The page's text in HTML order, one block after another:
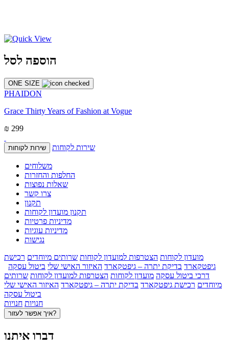
הוספה לסל
ONE SIZE
PHAIDON
Grace Thirty Years of Fashion at Vogue
₪ 299
שירות לקוחות שירות לקוחות
משלוחים
החלפות והחזרות
שאלות נפוצות
צרו קשר
תקנון
תקנון מועדון לקוחות
מדיניות פרטיות
מדיניות עוגיות
נגישות
מועדון לקוחות הצטרפות למועדון לקוחות שרותים מיוחדים רכישת
גיפטקארד בדיקת יתרה – גיפטקארד האיזור האישי שלי ביטול עסקה
דרכי ביטול עסקה מועדון לקוחות הצטרפות למועדון לקוחות שרותים
מיוחדים רכישת גיפטקארד בדיקת יתרה – גיפטקארד האיזור האישי שלי
ביטול עסקה
חנויות חנויות
איך אפשר לעזור?
דברו איתנו